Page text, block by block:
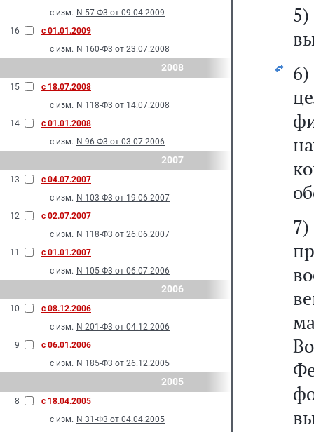
с изм. N 57-Ф3 от 09.04.2009
16
с 01.01.2009
с изм. N 160-Ф3 от 23.07.2008
2008
15
с 18.07.2008
с изм. N 118-Ф3 от 14.07.2008
14
с 01.01.2008
с изм. N 96-Ф3 от 03.07.2006
2007
13
с 04.07.2007
с изм. N 103-Ф3 от 19.06.2007
12
с 02.07.2007
с изм. N 118-Ф3 от 26.06.2007
11
с 01.01.2007
с изм. N 105-Ф3 от 06.07.2006
2006
10
с 08.12.2006
с изм. N 201-Ф3 от 04.12.2006
9
с 06.01.2006
с изм. N 185-Ф3 от 26.12.2005
2005
8
с 18.04.2005
с изм. N 31-Ф3 от 04.04.2005